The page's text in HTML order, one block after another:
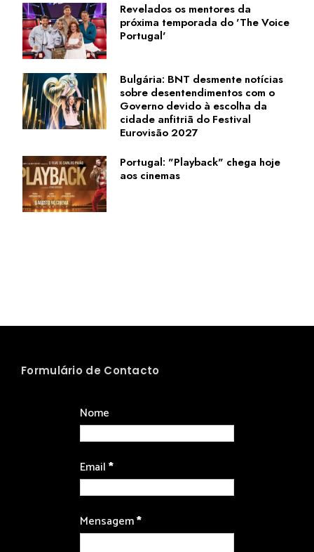
Revelados os mentores da
próxima temporada do 'The Voice
Portugal'
Bulgária: BNT desmente notícias
sobre desentendimentos com o
Governo devido à escolha da
cidade anfitriã do Festival
Eurovisão 2027
Portugal: "Playback" chega hoje
aos cinemas
Formulário de Contacto
Nome
Email*
Mensagem*